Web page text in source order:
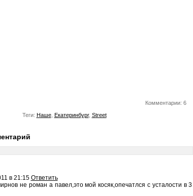
Комментарии: 6
Теги: Наше, Екатеринбург, Street
в 21:15 Ответить
не роман а павел,это мой косяк,опечатлся с усталости в 3